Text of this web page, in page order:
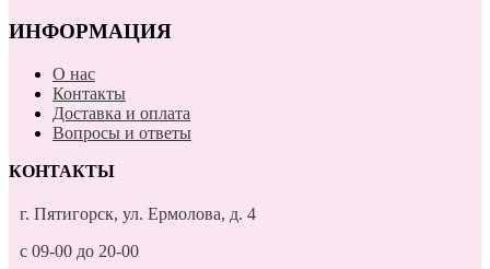
ИНФОРМАЦИЯ
О нас
Контакты
Доставка и оплата
Вопросы и ответы
КОНТАКТЫ
г. Пятигорск, ул. Ермолова, д. 4
с 09-00 до 20-00